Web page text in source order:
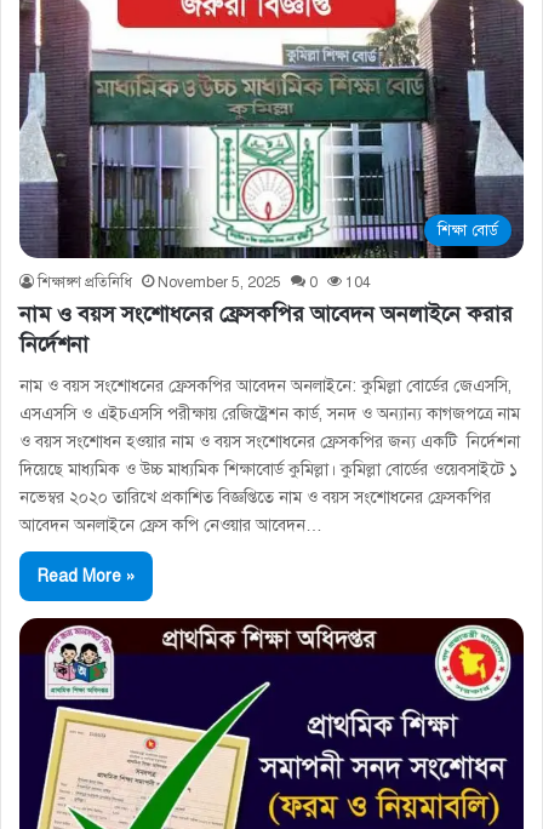
শিক্ষা বোর্ড
শিক্ষাঙ্গণ প্রতিনিধি November 5, 2025 0 104
নাম ও বয়স সংশােধনের ফ্রেসকপির আবেদন অনলাইনে করার
নির্দেশনা
নাম ও বয়স সংশােধনের ফ্রেসকপির আবেদন অনলাইনে: কুমিল্লা বোর্ডের জেএসসি,
এসএসসি ও এইচএসসি পরীক্ষায় রেজিষ্ট্রেশন কার্ড, সনদ ও অন্যান্য কাগজপত্রে নাম
ও বয়স সংশোধন হওয়ার নাম ও বয়স সংশােধনের ফ্রেসকপির জন্য একটি নির্দেশনা
দিয়েছে মাধ্যমিক ও উচ্চ মাধ্যমিক শিক্ষাবোর্ড কুমিল্লা। কুমিল্লা বোর্ডের ওয়েবসাইটে ১
নভেম্বর ২০২০ তারিখে প্রকাশিত বিজ্ঞপ্তিতে নাম ও বয়স সংশােধনের ফ্রেসকপির
আবেদন অনলাইনে ফ্রেস কপি নেওয়ার আবেদন…
Read More »